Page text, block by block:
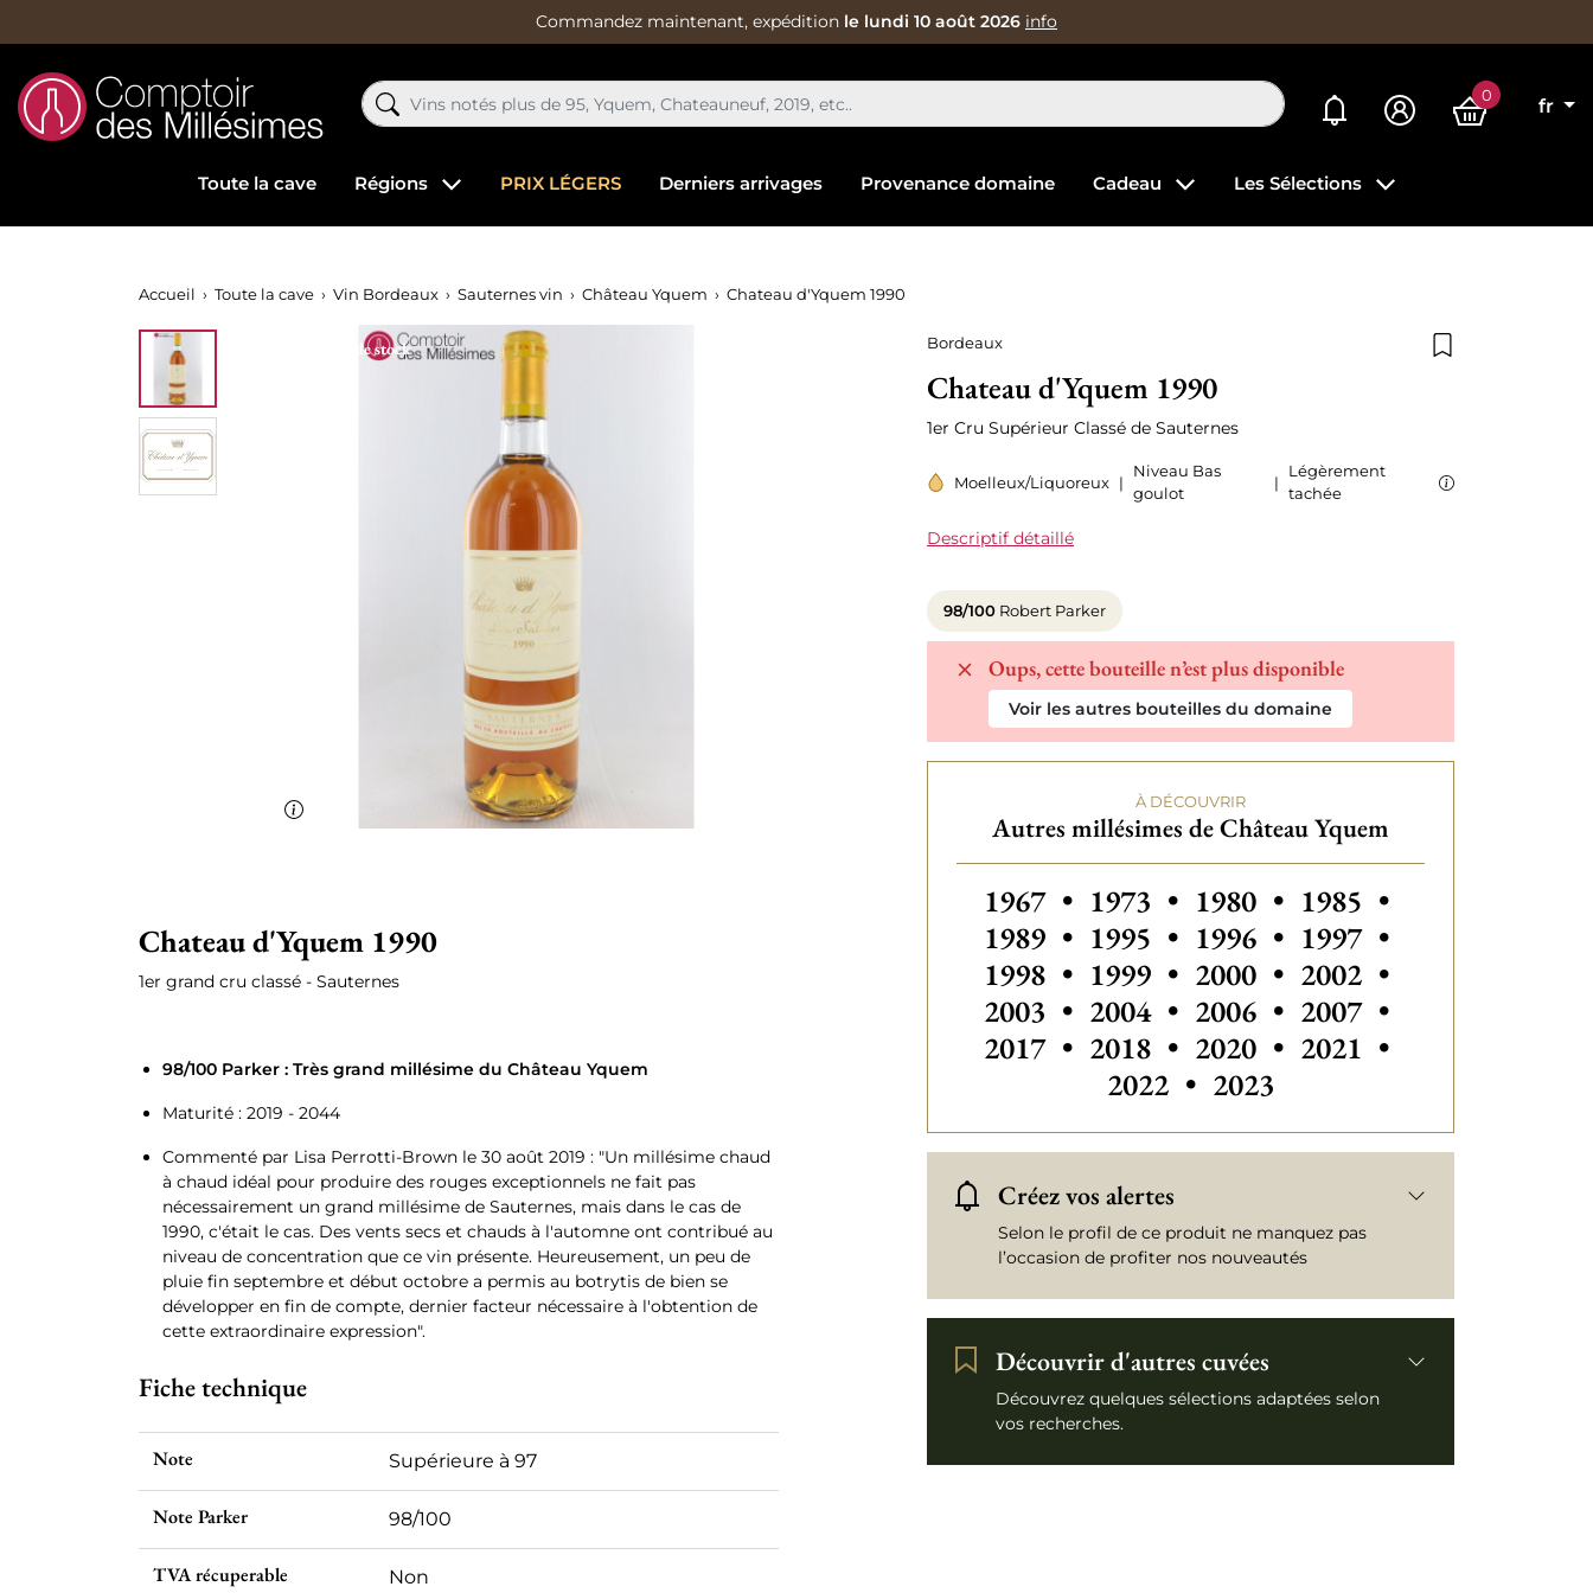
Commandez maintenant, expédition le lundi 10 août 2026 info
Mes alertes 0
fr
Toute la cave Régions PRIX LÉGERS Derniers arrivages Provenance domaine Cadeau Les Sélections
Accueil Toute la cave Vin Bordeaux Sauternes vin Château Yquem Chateau d'Yquem 1990
Bordeaux
Chateau d'Yquem 1990
1er Cru Supérieur Classé de Sauternes
Moelleux/Liquoreux |
Niveau Bas
goulot
|
Légèrement
tachée
Descriptif détaillé
98/100 Robert Parker
Oups, cette bouteille n’est plus disponible
Voir les autres bouteilles du domaine
À DÉCOUVRIR
Autres millésimes de Château Yquem
Autres millésimes de Château Yquem
1967 • Autres millésimes de Château Yquem
1973 • Autres millésimes de Château
1980 • Autres millésimes de
1985 •
1989 • 1995 • Autres millésimes de Château
1996 • Autres millésimes de
1997 •
1998 • Autres millésimes de Château Yquem
1999 • Autres millésimes de Château
2000 • Autres millésimes de
2002 •
2003 • Autres millésimes de Château Yquem
2004 • Autres millésimes de Château
2006 • Autres millésimes de
2007 •
2017 • Autres millésimes de Château Yquem
2018 • 2020 • Autres millésimes de
2021 •
2022 • 2023
Créez vos alertes
Selon le profil de ce produit ne manquez pas
l’occasion de profiter nos nouveautés
Découvrir d'autres cuvées
Découvrez quelques sélections adaptées selon
vos recherches.
Rupture de stock
Chateau d'Yquem 1990
1er grand cru classé - Sauternes
98/100 Parker : Très grand millésime du Château Yquem
Maturité : 2019 - 2044
Commenté par Lisa Perrotti-Brown le 30 août 2019 : "Un millésime chaud
à chaud idéal pour produire des rouges exceptionnels ne fait pas
nécessairement un grand millésime de Sauternes, mais dans le cas de
1990, c'était le cas. Des vents secs et chauds à l'automne ont contribué au
niveau de concentration que ce vin présente. Heureusement, un peu de
pluie fin septembre et début octobre a permis au botrytis de bien se
développer en fin de compte, dernier facteur nécessaire à l'obtention de
cette extraordinaire expression".
Fiche technique
Note Supérieure à 97
Note Parker 98/100
TVA récuperable Non